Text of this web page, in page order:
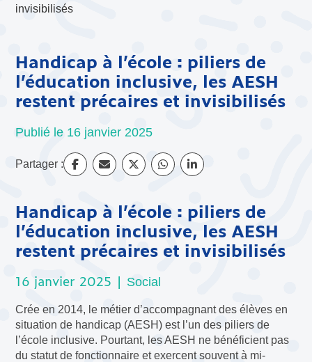
invisibilisés
Handicap à l’école : piliers de
l’éducation inclusive, les AESH
restent précaires et invisibilisés
Publié le 16 janvier 2025
Partager :
Handicap à l’école : piliers de
l’éducation inclusive, les AESH
restent précaires et invisibilisés
16 janvier 2025 | Social
Crée en 2014, le métier d’accompagnant des élèves en
situation de handicap (AESH) est l’un des piliers de
l’école inclusive. Pourtant, les AESH ne bénéficient pas
du statut de fonctionnaire et exercent souvent à mi-